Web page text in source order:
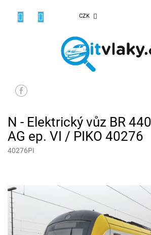
CZK
N - Elektrický vůz BR
AG ep. VI / PIKO 40276
40276PI